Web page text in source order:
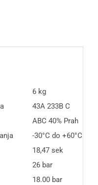
6 kg
43A 233B C
ABC 40% Prah
-30°C do +60°C
18,47 sek
26 bar
18.00 bar